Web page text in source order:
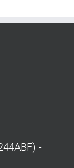
-